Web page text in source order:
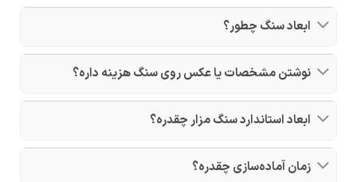
ابعاد سنگ چطور؟
نوشتن مشخصات یا عکس روی سنگ هزینه داره؟
ابعاد استاندارد سنگ مزار چقدره؟
زمان آماده‌سازی چقدره؟